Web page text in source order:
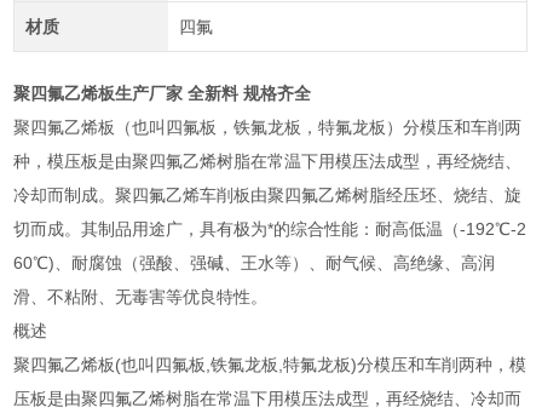
材质 四氟
聚四氟乙烯板生产厂家 全新料 规格齐全
聚四氟乙烯板（也叫四氟板，铁氟龙板，特氟龙板）分模压和车削两
种，模压板是由聚四氟乙烯树脂在常温下用模压法成型，再经烧结、
冷却而制成。聚四氟乙烯车削板由聚四氟乙烯树脂经压坯、烧结、旋
切而成。其制品用途广，具有极为*的综合性能：耐高低温（-192℃-2
60℃)、耐腐蚀（强酸、强碱、王水等）、耐气候、高绝缘、高润
滑、不粘附、无毒害等优良特性。
概述
聚四氟乙烯板(也叫四氟板,铁氟龙板,特氟龙板)分模压和车削两种，模
压板是由聚四氟乙烯树脂在常温下用模压法成型，再经烧结、冷却而